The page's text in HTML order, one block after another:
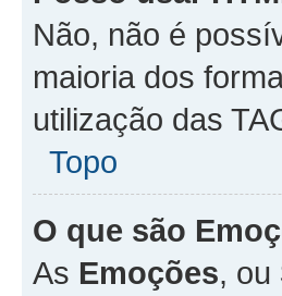
Não, não é
maioria dos
utilização das
Topo
O que são
As Emoções, ou